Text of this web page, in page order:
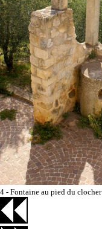
4 - Fontaine au pied du clocher